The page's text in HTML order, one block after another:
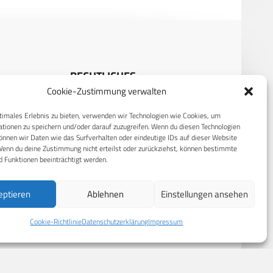
Cookie-Zustimmung verwalten
Erlebnis zu bieten, verwenden wir Technologien wie Cookies, um
zu speichern und/oder darauf zuzugreifen. Wenn du diesen Technologien
wir Daten wie das Surfverhalten oder eindeutige IDs auf dieser Website
du deine Zustimmung nicht erteilst oder zurückziehst, können bestimmte
Funktionen beeinträchtigt werden.
Ablehnen Einstellungen ansehen
Cookie-RichtlinieDatenschutzerklärungImpressum
RECHTLICHES
Cookie-Richtlinie (EU)
AGB
Compliance